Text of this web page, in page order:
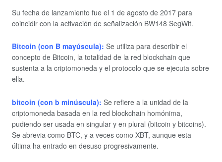
Su fecha de lanzamiento fue el 1 de agosto de 2017 para
coincidir con la activación de señalización BW148 SegWit.
Bitcoin (con B mayúscula): Se utiliza para describir el
concepto de Bitcoin, la totalidad de la red blockchain que
sustenta a la criptomoneda y el protocolo que se ejecuta sobre
ella.
bitcoin (con b minúscula): Se refiere a la unidad de la
criptomoneda basada en la red blockchain homónima,
pudiendo ser usada en singular y en plural (bitcoin y bitcoins).
Se abrevia como BTC, y a veces como XBT, aunque esta
última ha entrado en desuso progresivamente.